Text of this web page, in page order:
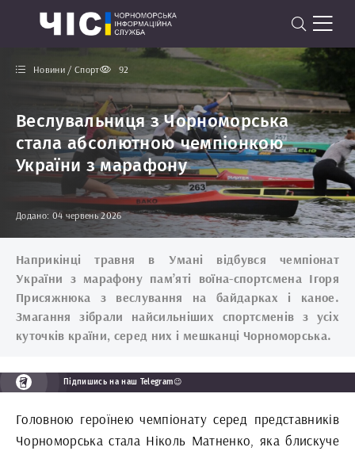
Новини / Спорт 92
Веслувальниця з Чорноморська
стала абсолютною чемпіонкою
України з марафону
Додано: 04 червень 2026
Наприкінці травня в Умані відбувся чемпіонат
України з марафону пам’яті воїна-спортсмена Ігоря
Присяжнюка з веслування на байдарках і каное.
Змагання зібрали найсильніших спортсменів з усіх
куточків країни, серед них і мешканці Чорноморська.
Підпишись на наш Telegram😉
Головною героїнею чемпіонату серед представників
Чорноморська стала Ніколь Матненко, яка блискуче